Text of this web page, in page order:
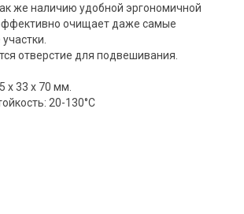
же наличию удобной эргономичной
очищает даже самые
отверстие для подвешивания.
x 33 x 70 мм.
20-130°C